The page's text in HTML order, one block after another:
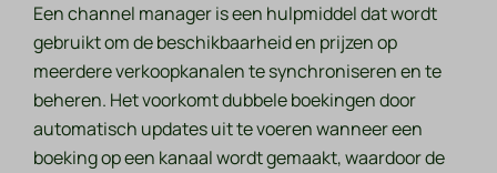
Een channel manager is een hulpmiddel dat wordt
gebruikt om de beschikbaarheid en prijzen op
meerdere verkoopkanalen te synchroniseren en te
beheren. Het voorkomt dubbele boekingen door
automatisch updates uit te voeren wanneer een
boeking op een kanaal wordt gemaakt, waardoor de